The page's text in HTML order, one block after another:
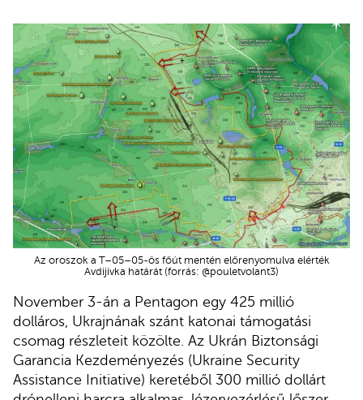
Az oroszok a T–05–05-ös főút mentén előrenyomulva elérték
Avdijivka határát (forrás: @pouletvolant3)
November 3-án a Pentagon egy 425 millió
dolláros, Ukrajnának szánt katonai támogatási
csomag részleteit közölte. Az Ukrán Biztonsági
Garancia Kezdeményezés (Ukraine Security
Assistance Initiative) keretéből 300 millió dollárt